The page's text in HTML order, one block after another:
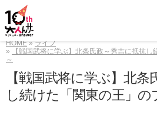
HOME
ライフ
【戦国武将に学ぶ】北条氏政～秀吉に抵抗
～
【戦国武将に学ぶ】北
し続けた「関東の王」の